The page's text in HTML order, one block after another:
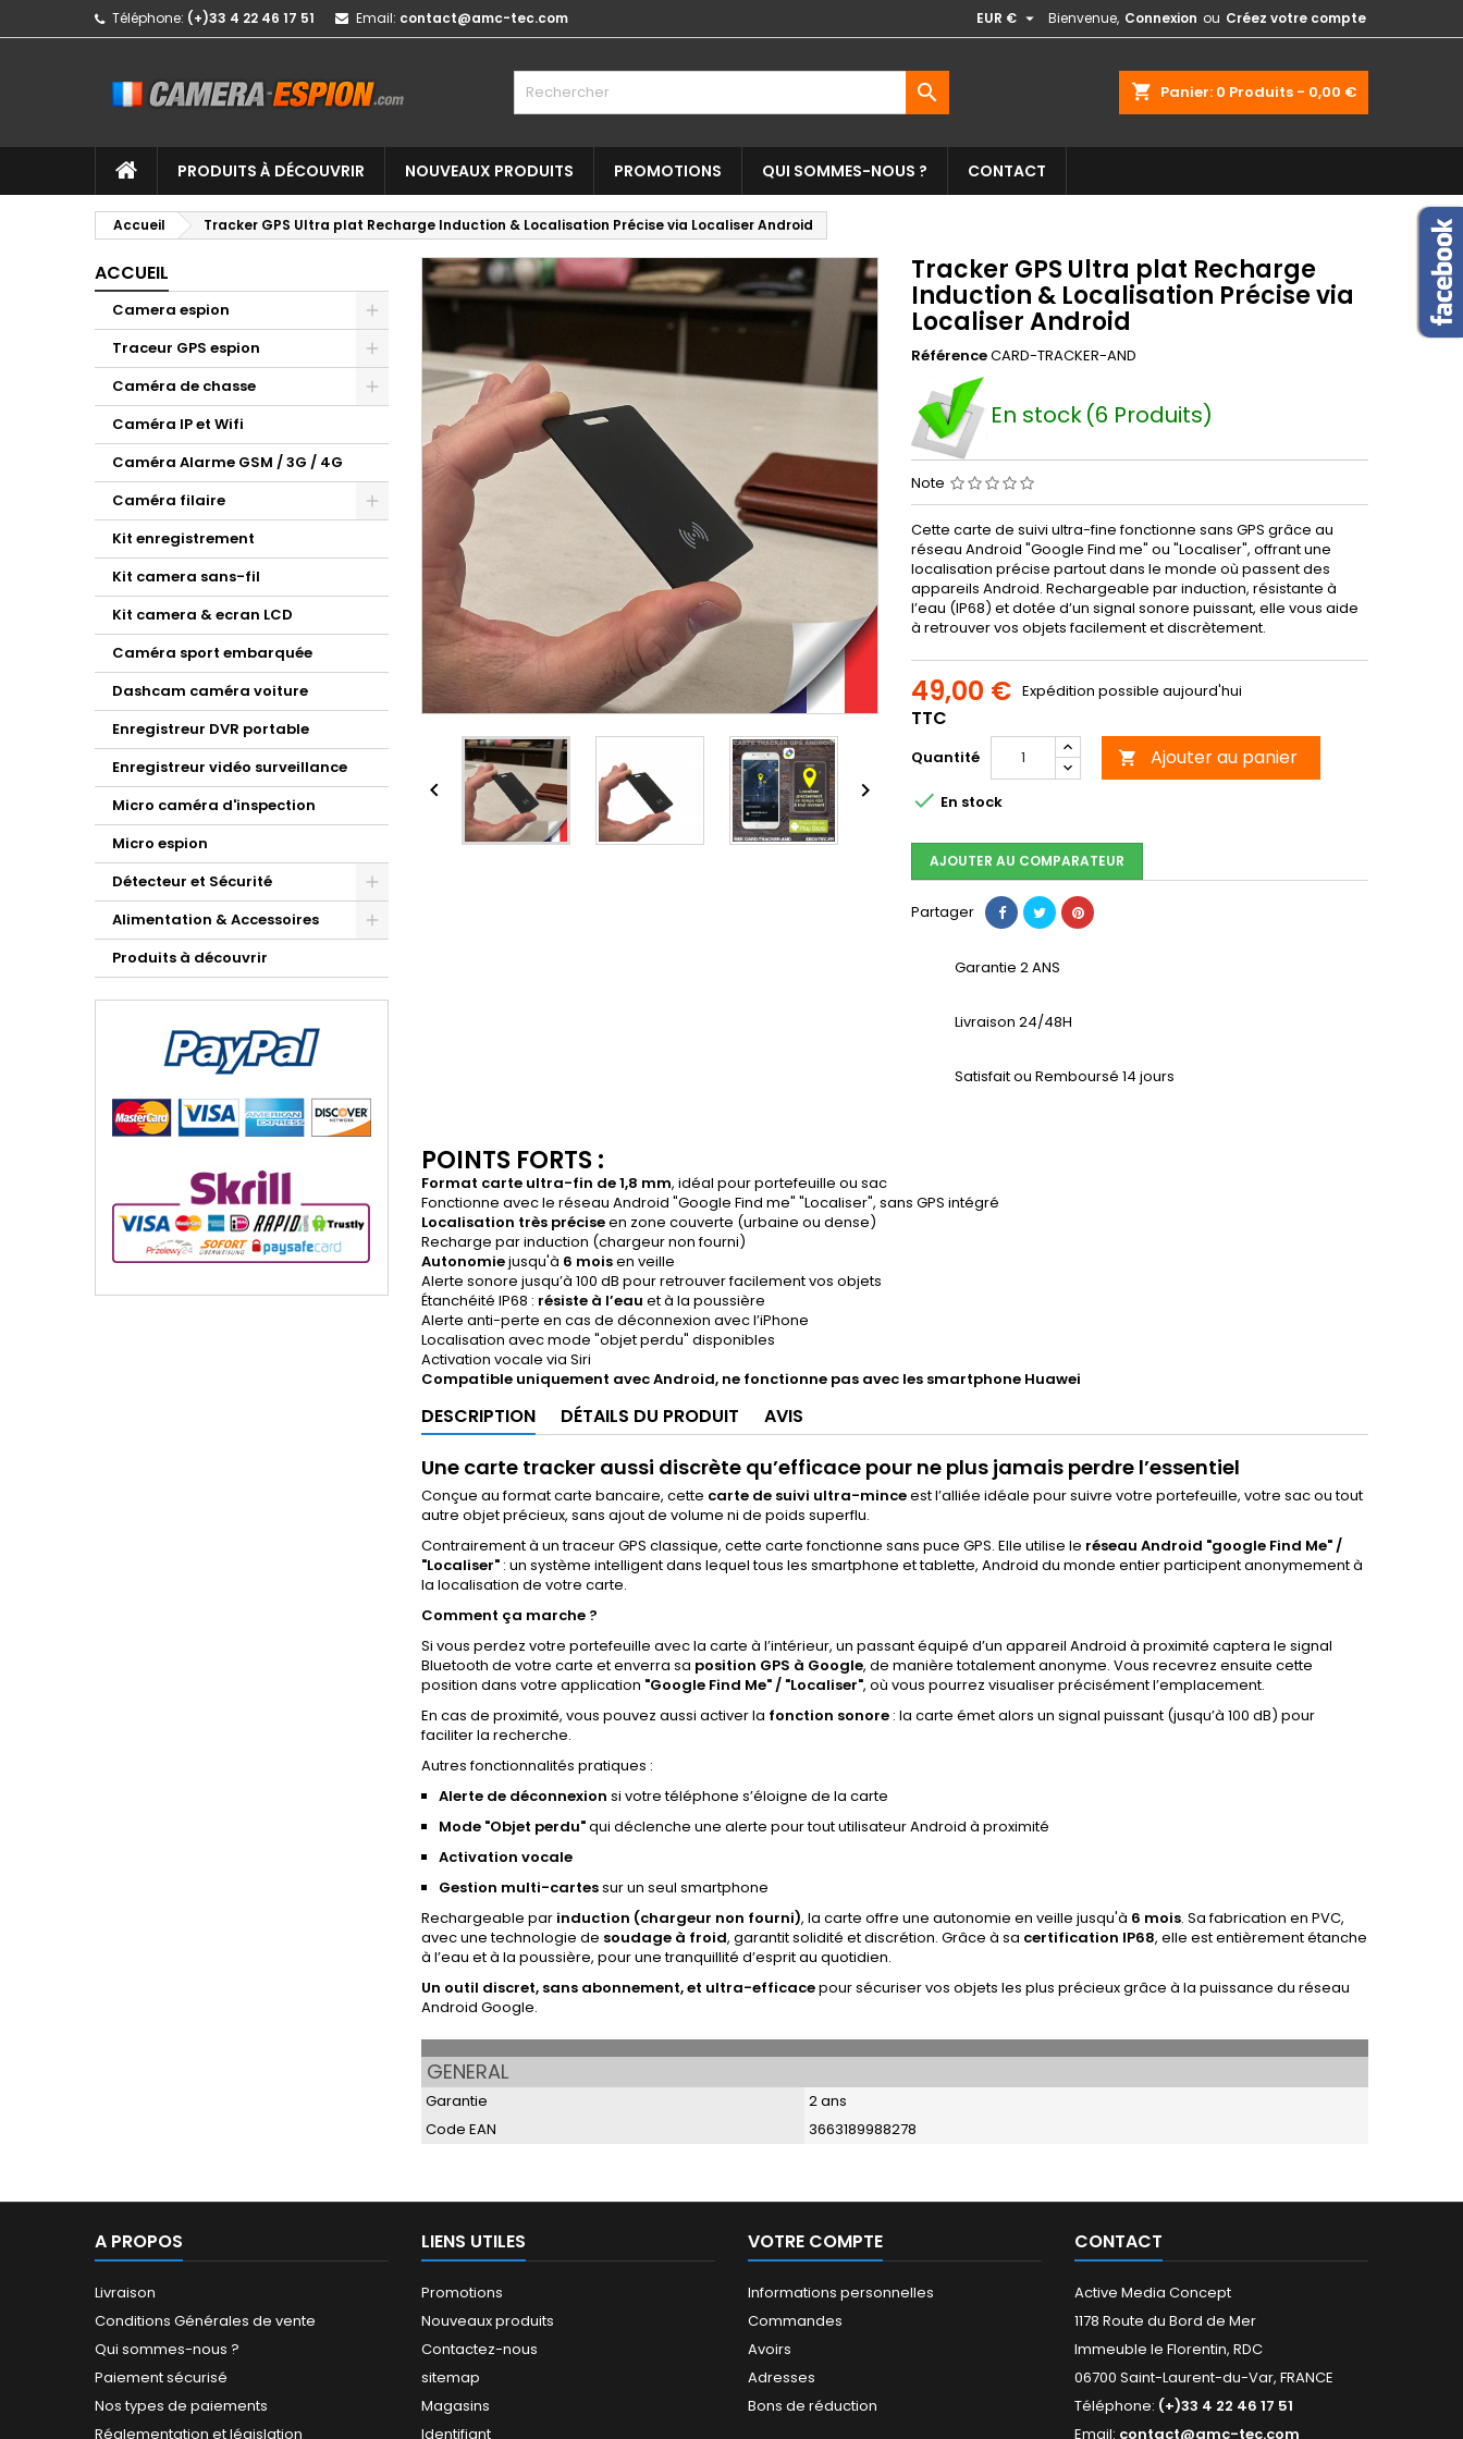
Téléphone: (+)33 4 22 46 17 51 Email: contact@amc-tec.com Bienvenue, Connexion ou Créez votre compte
EUR € 
shopping_cart Panier: 0 Produits - 0,00 €

PRODUITS À DÉCOUVRIR NOUVEAUX PRODUITS PROMOTIONS QUI SOMMES-NOUS ? CONTACT
Accueil Tracker GPS Ultra plat Recharge Induction & Localisation Précise via Localiser Android
ACCUEIL
Camera espion
Traceur GPS espion
Caméra de chasse
Caméra IP et Wifi
Caméra Alarme GSM / 3G / 4G
Caméra filaire
Kit enregistrement
Kit camera sans-fil
Kit camera & ecran LCD
Caméra sport embarquée
Dashcam caméra voiture
Enregistreur DVR portable
Enregistreur vidéo surveillance
Micro caméra d'inspection
Micro espion
Détecteur et Sécurité
Alimentation & Accessoires
Produits à découvrir
 
Tracker GPS Ultra plat Recharge
Induction & Localisation Précise via
Localiser Android
RéférenceCARD-TRACKER-AND
En stock(6 Produits)
Note
Cette carte de suivi ultra-fine fonctionne sans GPS grâce au
réseau Android "Google Find me" ou "Localiser", offrant une
localisation précise partout dans le monde où passent des
appareils Android. Rechargeable par induction, résistante à
l’eau (IP68) et dotée d’un signal sonore puissant, elle vous aide
à retrouver vos objets facilement et discrètement.
49,00 €
TTC
Expédition possible aujourd'hui
Quantité  Ajouter au panier
 En stock
AJOUTER AU COMPARATEUR
Partager
Garantie 2 ANS
Livraison 24/48H
Satisfait ou Remboursé 14 jours
POINTS FORTS :
Format carte ultra-fin de 1,8 mm, idéal pour portefeuille ou sac
Fonctionne avec le réseau Android "Google Find me" "Localiser", sans GPS intégré
Localisation très préciseen zone couverte (urbaine ou dense)
Recharge par induction (chargeur non fourni)
Autonomiejusqu'à 6 moisen veille
Alerte sonore jusqu’à 100 dB pour retrouver facilement vos objets
Étanchéité IP68 : résiste à l’eau et à la poussière
Alerte anti-perte en cas de déconnexion avec l’iPhone
Localisation avec mode "objet perdu" disponibles
Activation vocale via Siri
Compatible uniquement avec Android, ne fonctionne pas avec les smartphone Huawei
DESCRIPTION DÉTAILS DU PRODUIT AVIS
Une carte tracker aussi discrète qu’efficace pour ne plus jamais perdre l’essentiel
Conçue au format carte bancaire, cette carte de suivi ultra-minceest l’alliée idéale pour suivre votre portefeuille, votre sac ou tout
autre objet précieux, sans ajout de volume ni de poids superflu.
Contrairement à un traceur GPS classique, cette carte fonctionne sans puce GPS. Elle utilise le réseau Android "google Find Me" /
"Localiser" : un système intelligent dans lequel tous les smartphone et tablette, Android du monde entier participent anonymement à
la localisation de votre carte.
Comment ça marche ?
Si vous perdez votre portefeuille avec la carte à l’intérieur, un passant équipé d’un appareil Android à proximité captera le signal
Bluetooth de votre carte et enverra sa position GPS à Google, de manière totalement anonyme. Vous recevrez ensuite cette
position dans votre application "Google Find Me" / "Localiser", où vous pourrez visualiser précisément l’emplacement.
En cas de proximité, vous pouvez aussi activer la fonction sonore : la carte émet alors un signal puissant (jusqu’à 100 dB) pour
faciliter la recherche.
Autres fonctionnalités pratiques :
Alerte de déconnexion si votre téléphone s’éloigne de la carte
Mode "Objet perdu"qui déclenche une alerte pour tout utilisateur Android à proximité
Activation vocale
Gestion multi-cartessur un seul smartphone
Rechargeable par induction (chargeur non fourni), la carte offre une autonomie en veille jusqu'à 6 mois. Sa fabrication en PVC,
avec une technologie de soudage à froid, garantit solidité et discrétion. Grâce à sa certification IP68, elle est entièrement étanche
à l’eau et à la poussière, pour une tranquillité d’esprit au quotidien.
Un outil discret, sans abonnement, et ultra-efficacepour sécuriser vos objets les plus précieux grâce à la puissance du réseau
Android Google.
GENERAL
Garantie
2 ans
Code EAN
3663189988278
A PROPOS
Livraison
Conditions Générales de vente
Qui sommes-nous ?
Paiement sécurisé
Nos types de paiements
Réglementation et législation
LIENS UTILES
Promotions
Nouveaux produits
Contactez-nous
sitemap
Magasins
Identifiant
VOTRE COMPTE
Informations personnelles
Commandes
Avoirs
Adresses
Bons de réduction
CONTACT
Active Media Concept
1178 Route du Bord de Mer
Immeuble le Florentin, RDC
06700 Saint-Laurent-du-Var, FRANCE
Téléphone: (+)33 4 22 46 17 51
Email: contact@amc-tec.com